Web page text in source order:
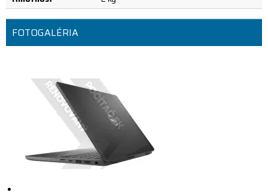
FOTOGALÉRIA